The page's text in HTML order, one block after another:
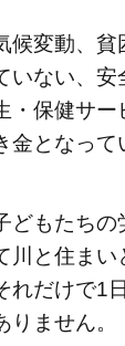
候変動、貧
いない、安
・保健サー
金となって
どもたちの
川と住まい
れだけで1
りません。